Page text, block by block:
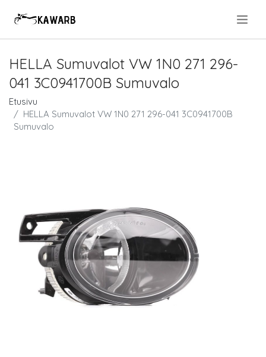
HELLA Sumuvalot VW 1N0 271 296-
041 3C0941700B Sumuvalo
Etusivu
HELLA Sumuvalot VW 1N0 271 296-041 3C0941700B
Sumuvalo